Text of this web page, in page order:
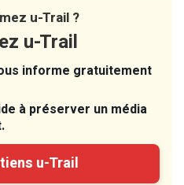
u-Trail ?
u-Trail
informe gratuitement
à préserver un média
u-Trail